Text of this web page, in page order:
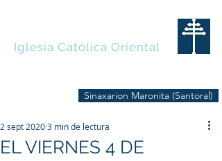
Iglesia Católica Oriental
Sinaxarion Maronita (Santoral)
EL VIERNES 4 DE
2 sept 20203 min de lectura